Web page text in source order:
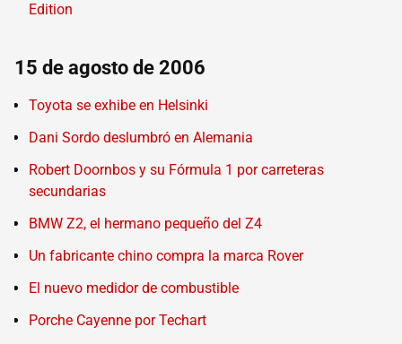
Edition
15 de agosto de 2006
Toyota se exhibe en Helsinki
Dani Sordo deslumbró en Alemania
Robert Doornbos y su Fórmula 1 por carreteras
secundarias
BMW Z2, el hermano pequeño del Z4
Un fabricante chino compra la marca Rover
El nuevo medidor de combustible
Porche Cayenne por Techart